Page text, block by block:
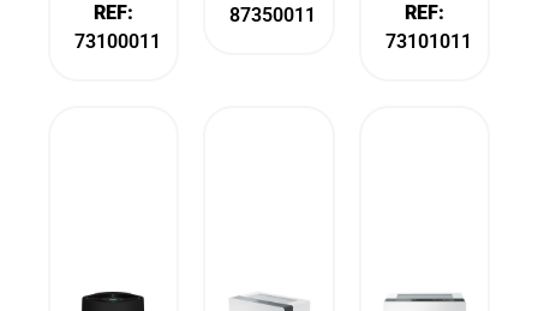
REF:
73100011
87350011
REF:
73101011